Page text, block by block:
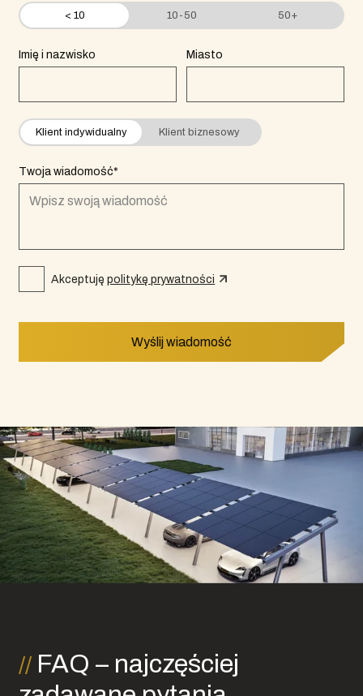
< 10 10-50 50+
Imię i nazwisko Miasto
Klient indywidualny Klient biznesowy
Twoja wiadomość*
Akceptujępolitykę prywatności
Wyślij wiadomość
FAQ – najczęściej